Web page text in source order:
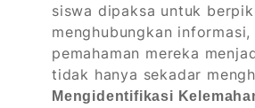
siswa dipaksa untuk
menghubungkan informasi,
pemahaman mereka
tidak hanya sekadar
Mengidentifikasi